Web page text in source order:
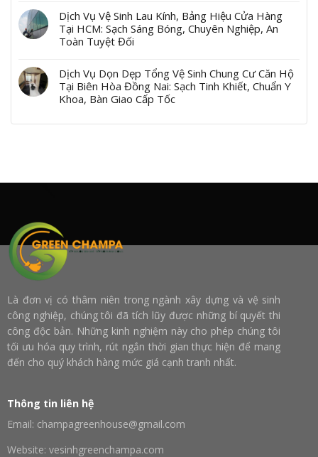
Dịch Vụ Vệ Sinh Lau Kính, Bảng Hiệu Cửa Hàng
Tại HCM: Sạch Sáng Bóng, Chuyên Nghiệp, An
Toàn Tuyệt Đối
Dịch Vụ Dọn Dẹp Tổng Vệ Sinh Chung Cư Căn Hộ
Tại Biên Hòa Đồng Nai: Sạch Tinh Khiết, Chuẩn Y
Khoa, Bàn Giao Cấp Tốc
Là đơn vị có thâm niên trong ngành xây dựng và vệ sinh
công nghiệp, chúng tôi đã tích lũy được những bí quyết thi
công độc bản. Những kinh nghiệm này cho phép chúng tôi
tối ưu hóa quy trình, rút ngắn thời gian thực hiện để mang
đến cho quý khách hàng mức giá cạnh tranh nhất.
Thông tin liên hệ
Email: champagreenhouse@gmail.com
Website: vesinhgreenchampa.com